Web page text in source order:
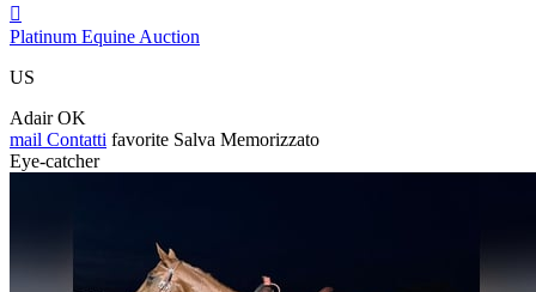

Platinum Equine Auction
US
Adair OK
mail Contatti favorite Salva Memorizzato
Eye-catcher